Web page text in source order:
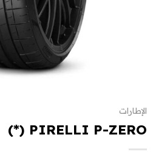
الإطارات
PIRELLI P-ZERO (*)